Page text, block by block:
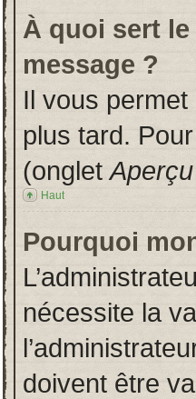
À quoi sert
message ?
Il vous
plus tard.
(onglet
Haut
Pourquoi
nécessite la
doivent être